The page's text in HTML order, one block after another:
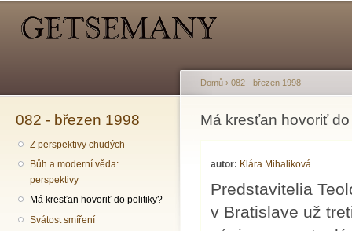
082 - březen 1998
Z perspektivy chudých
Bůh a moderní věda:
perspektivy
Má kresťan hovoriť do politiky?
Svátost smíření
Jste zde
Domů › 082 - březen 1998
Má kresťan hovoriť
autor: Klára Mihaliková
Predstavitelia
v Bratislave už